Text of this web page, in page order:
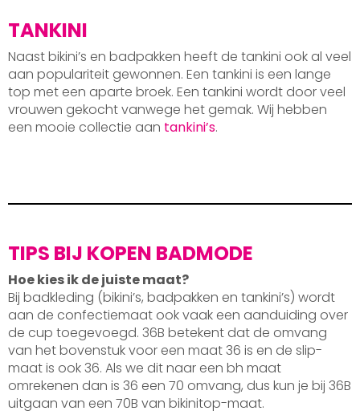
TANKINI
Naast bikini’s en badpakken heeft de tankini ook al veel
aan populariteit gewonnen. Een tankini is een lange
top met een aparte broek. Een tankini wordt door veel
vrouwen gekocht vanwege het gemak. Wij hebben
een mooie collectie aan tankini’s.
TIPS BIJ KOPEN BADMODE
Hoe kies ik de juiste maat?
Bij badkleding (bikini’s, badpakken en tankini’s) wordt
aan de confectiemaat ook vaak een aanduiding over
de cup toegevoegd. 36B betekent dat de omvang
van het bovenstuk voor een maat 36 is en de slip-
maat is ook 36. Als we dit naar een bh maat
omrekenen dan is 36 een 70 omvang, dus kun je bij 36B
uitgaan van een 70B van bikinitop-maat.